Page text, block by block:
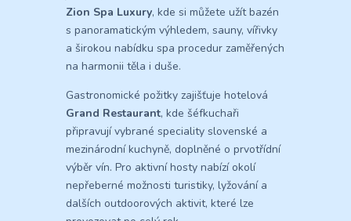
Zion Spa Luxury, kde si můžete užít bazén
s panoramatickým výhledem, sauny, vířivky
a širokou nabídku spa procedur zaměřených
na harmonii těla i duše.
Gastronomické požitky zajišťuje hotelová
Grand Restaurant, kde šéfkuchaři
připravují vybrané speciality slovenské a
mezinárodní kuchyně, doplněné o prvotřídní
výběr vín. Pro aktivní hosty nabízí okolí
nepřeberné možnosti turistiky, lyžování a
dalších outdoorových aktivit, které lze